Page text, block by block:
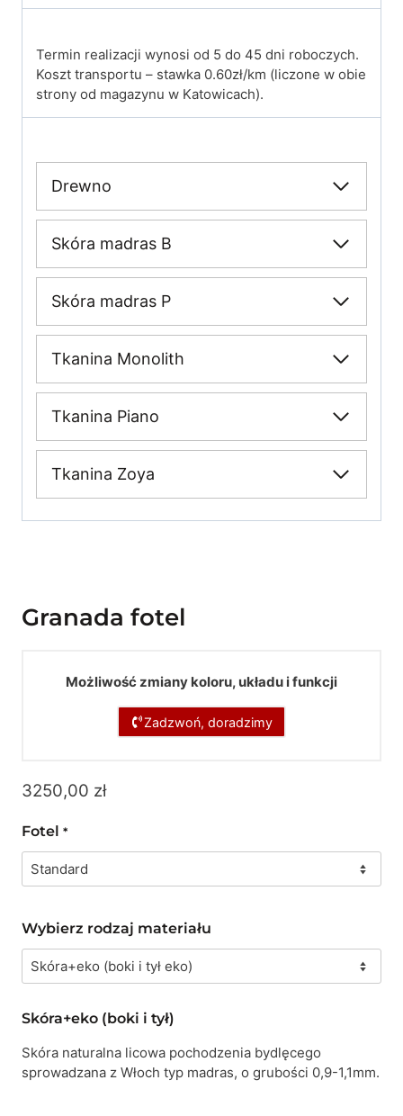
Termin realizacji wynosi od 5 do 45 dni roboczych.
Koszt transportu – stawka 0.60zł/km (liczone w obie
strony od magazynu w Katowicach).
Drewno
Skóra madras B
Skóra madras P
Tkanina Monolith
Tkanina Piano
Tkanina Zoya
Granada fotel
Możliwość zmiany koloru, układu i funkcji
Zadzwoń, doradzimy
3250,00 zł
Fotel *
Wybierz rodzaj materiału
Skóra+eko (boki i tył)
Skóra naturalna licowa pochodzenia bydlęcego
sprowadzana z Włoch typ madras, o grubości 0,9-1,1mm.